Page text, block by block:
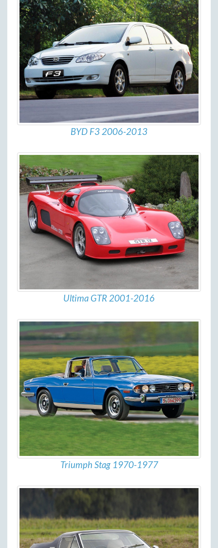
BYD F3 2006-2013
Ultima GTR 2001-2016
Triumph Stag 1970-1977